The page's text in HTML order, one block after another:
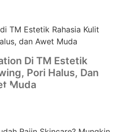
Di TM Estetik
Pori Halus, Dan
Muda